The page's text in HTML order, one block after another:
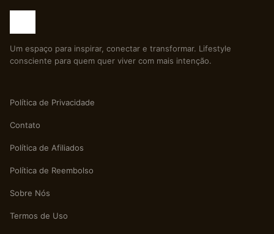
Um espaço para inspirar, conectar e transformar. Lifestyle
consciente para quem quer viver com mais intenção.
Política de Privacidade
Contato
Política de Afiliados
Política de Reembolso
Sobre Nós
Termos de Uso